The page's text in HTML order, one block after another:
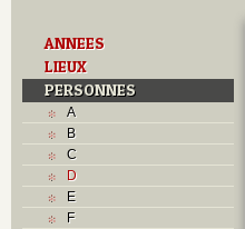
ANNEES
LIEUX
PERSONNES
A
B
C
D
E
F